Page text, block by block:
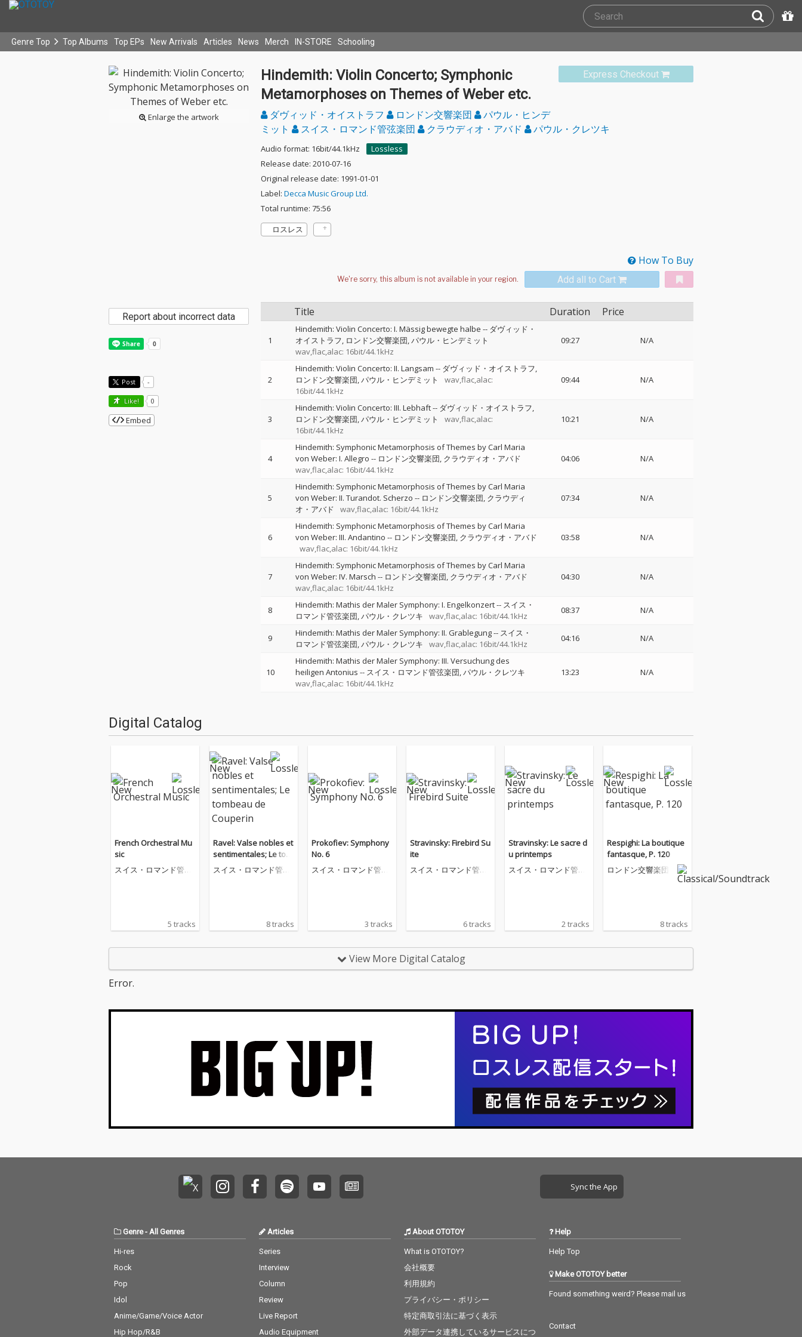
Genre Top Top Albums Top EPs New Arrivals Articles News Merch IN-STORE Schooling
Enlarge the artwork
Express Checkout
Hindemith: Violin Concerto; Symphonic
Metamorphoses on Themes of Weber etc.
ダヴィッド・オイストラフ ロンドン交響楽団
パウル・ヒンデ
ミット
スイス・ロマンド管弦楽団 クラウディオ・アバド パウル・クレツキ
Audio format: 16bit/44.1kHz
Lossless
Release date: 2010-07-16
Original release date: 1991-01-01
Label: Decca Music Group Ltd.
Total runtime: 75:56
ロスレス
How To Buy
Add all to Cart
Title Duration Price
1
Hindemith: Violin Concerto: I. Mässig bewegte halbe -- ダヴィッド・
オイストラフ ロンドン交響楽団 パウル・ヒンデミット
wav,flac,alac: 16bit/44.1kHz
09:27 N/A
2
Hindemith: Violin Concerto: II. Langsam -- ダヴィッド・オイストラフ
ロンドン交響楽団 パウル・ヒンデミット
wav,flac,alac:
16bit/44.1kHz
09:44 N/A
3
Hindemith: Violin Concerto: III. Lebhaft-- ダヴィッド・オイストラフ
ロンドン交響楽団 パウル・ヒンデミット
wav,flac,alac:
16bit/44.1kHz
10:21 N/A
4
Hindemith: Symphonic Metamorphosis of Themes by Carl Maria
von Weber: I. Allegro -- ロンドン交響楽団 クラウディオ・アバド
wav,flac,alac: 16bit/44.1kHz
04:06 N/A
5
Hindemith: Symphonic Metamorphosis of Themes by Carl Maria
von Weber: II. Turandot. Scherzo -- ロンドン交響楽団 クラウディ
オ・アバド
wav,flac,alac: 16bit/44.1kHz
07:34 N/A
6
Hindemith: Symphonic Metamorphosis of Themes by Carl Maria
von Weber: III. Andantino -- ロンドン交響楽団 クラウディオ・アバド
wav,flac,alac: 16bit/44.1kHz
03:58 N/A
7
Hindemith: Symphonic Metamorphosis of Themes by Carl Maria
von Weber: IV. Marsch -- ロンドン交響楽団 クラウディオ・アバド
wav,flac,alac: 16bit/44.1kHz
04:30 N/A
8 Hindemith: Mathis der Maler Symphony: I. Engelkonzert-- スイス・
ロマンド管弦楽団 パウル・クレツキ wav,flac,alac: 16bit/44.1kHz
08:37 N/A
9 Hindemith: Mathis der Maler Symphony: II. Grablegung-- スイス・
ロマンド管弦楽団 パウル・クレツキ wav,flac,alac: 16bit/44.1kHz
04:16 N/A
10
Hindemith: Mathis der Maler Symphony: III. Versuchung des
heiligen Antonius -- スイス・ロマンド管弦楽団 パウル・クレツキ
wav,flac,alac: 16bit/44.1kHz
13:23 N/A
Report about incorrect data
Post -
Like! 0
Embed
Digital Catalog
French Orchestral Mu
sic
スイス・ロマンド管弦
5 tracks
Ravel: Valse nobles et
sentimentales; Le tom
beau de Couperin
スイス・ロマンド管弦
8 tracks
Prokofiev: Symphony
No. 6
スイス・ロマンド管弦
3 tracks
Stravinsky: Firebird Su
ite
スイス・ロマンド管弦
6 tracks
Stravinsky: Le sacre d
u printemps
スイス・ロマンド管弦
2 tracks
Respighi: La boutique
fantasque, P. 120
ロンドン交響楽団
8 tracks
View More Digital Catalog
Error.
Sync the App
Genre- All Genres
Hi-res
Rock
Pop
Idol
Anime/Game/Voice Actor
Hip Hop/R&B
Articles
Series
Interview
Column
Review
Live Report
Audio Equipment
About OTOTOY
What is OTOTOY?
会社概要
利用規約
プライバシー・ポリシー
特定商取引法に基づく表示
外部データ連携しているサービスにつ
Help
Help Top
Make OTOTOY better
Found something weird? Please mail us
Contact